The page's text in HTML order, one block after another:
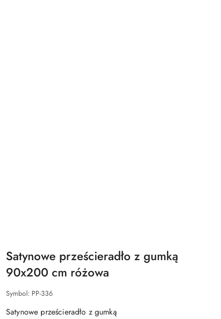
Satynowe prześcieradło z gumką
90x200 cm różowa
Symbol: PP-336
Satynowe prześcieradło z gumką